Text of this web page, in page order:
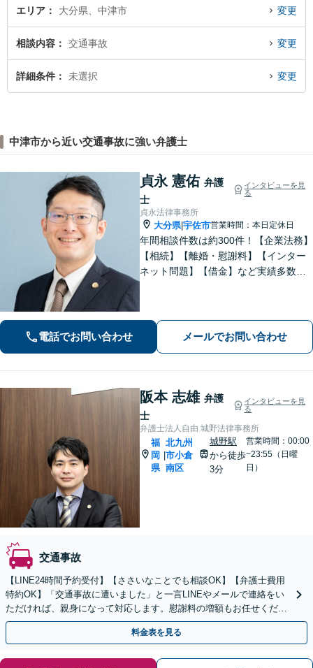
エリア 大分県、中津市 変更
相談内容 交通事故 変更
詳細条件 未選択 変更
中津市から近い交通事故に強い弁護士
貞永 憲佑 弁護
士
インタビューを見
る
貞永法律事務所
大分県|宇佐市営業時間：本日定休日
年間相談件数は約300件！【企業法務】
【相続】【離婚・慰謝料】【インター
ネット問題】【借金】など実績多数。
電話でお問い合わせ メールでお問い合わせ
阪本 志雄 弁護
士
インタビューを見
る
弁護士法人自由 城野法律事務所
福
岡
県
北九州
市小倉
南区
城野駅
から徒歩
3分
営業時間：00:00
~23:55（日曜
日）
交通事故
【LINE24時間予約受付】【ささいなことでも相談OK】【弁護士費用
特約OK】「交通事故に遭いました」と一言LINEやメールで連絡をい
ただければ、親身になって対応します。慰謝料の増額もお任せくださ
い。独自の交渉術で有利な解決を目指します。
料金表を見る